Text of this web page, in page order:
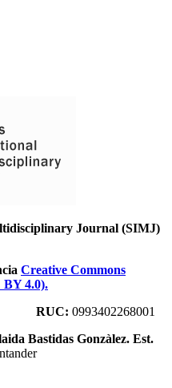
Journal (SIMJ)
Creative Commons
4.0).
RUC: 0993402268001
Bastidas Gonzàlez. Est.